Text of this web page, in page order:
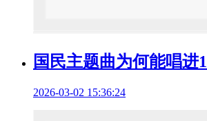
国民主题曲为何能唱进
2026-03-02 15:36:24